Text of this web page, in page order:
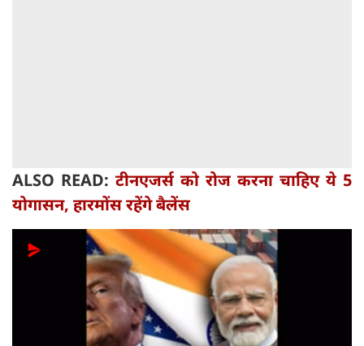
ALSO READ: टीनएजर्स को रोज करना चाहिए ये 5
योगासन, हारमोंस रहेंगे बैलेंस